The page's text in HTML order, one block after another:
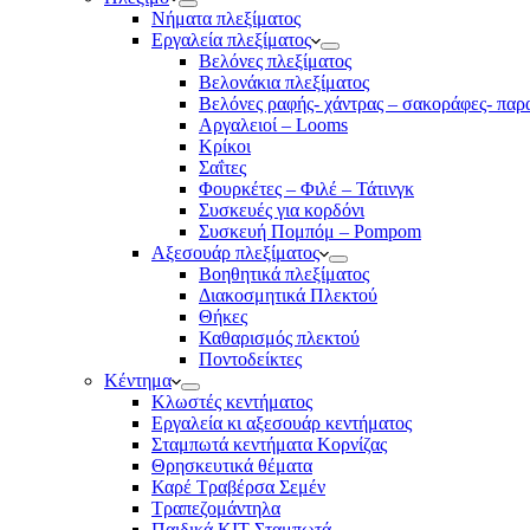
Νήματα πλεξίματος
Εργαλεία πλεξίματος
Βελόνες πλεξίματος
Βελονάκια πλεξίματος
Βελόνες ραφής- χάντρας – σακοράφες-
Αργαλειοί – Looms
Κρίκοι
Σαΐτες
Φουρκέτες – Φιλέ – Τάτινγκ
Συσκευές για κορδόνι
Συσκευή Πομπόμ – Pompom
Αξεσουάρ πλεξίματος
Βοηθητικά πλεξίματος
Διακοσμητικά Πλεκτού
Θήκες
Καθαρισμός πλεκτού
Ποντοδείκτες
Κέντημα
Κλωστές κεντήματος
Eργαλεία κι αξεσουάρ κεντήματος
Σταμπωτά κεντήματα Κορνίζας
Θρησκευτικά θέματα
Καρέ Τραβέρσα Σεμέν
Τραπεζομάντηλα